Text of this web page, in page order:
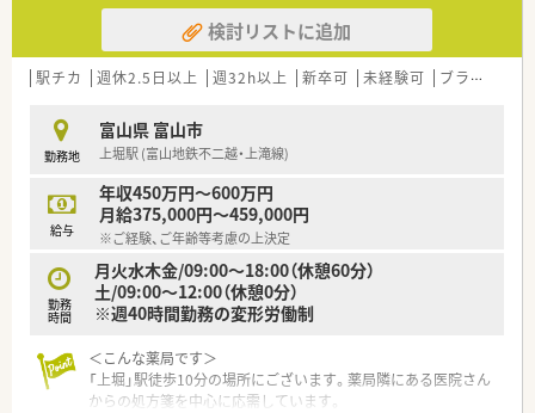
≪ 研修制度 ≫
新入社員教育研修、社外講師を招いた研修も行っております。薬
局内勉強会も行っていますので働きながら更なるキャリアアッ
≪ 福利厚生について ≫
■定期健康診断(年1回）※費用は全額負担
■ インフルエンザの予防接種（全額負担）
■ 白衣クリーニング全額負担
■レクレーション（忘年会、社員による交流会など）
検討リストに追加
駅チカ 週休2.5日以上 週32h以上 新卒可 未経験可 ブランク可
勤務地
富山県 富山市
上堀駅 (富山地鉄不二越・上滝線)
給与
年収450万円～600万円
月給375,000円～459,000円
※ご経験、ご年齢等考慮の上決定
勤務
時間
月火水木金/09:00～18:00（休憩60分）
土/09:00～12:00（休憩0分）
※週40時間勤務の変形労働制
＜こんな薬局です＞
「上堀」駅徒歩10分の場所にございます。薬局隣にある医院さん
からの処方箋を中心に応需しています。